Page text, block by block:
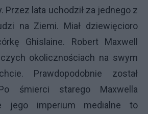
Przez lata uchodził za jednego z
na Ziemi. Miał dziewięcioro
Ghislaine. Robert Maxwell
okolicznościach na swym
Prawdopodobnie został
śmierci starego Maxwella
jego imperium medialne to